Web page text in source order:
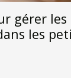
gérer
les